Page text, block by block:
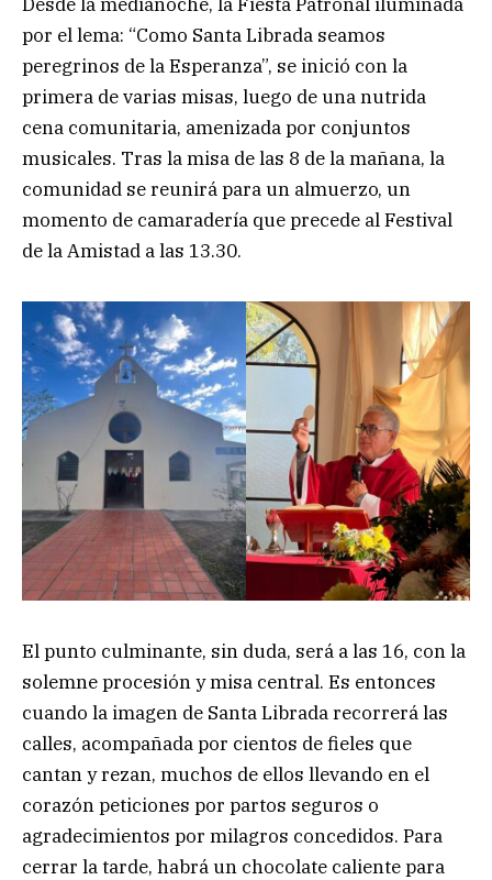
por el lema: “Como Santa Librada seamos
peregrinos de la Esperanza”, se inició con la
primera de varias misas, luego de una nutrida
cena comunitaria, amenizada por conjuntos
musicales. Tras la misa de las 8 de la mañana, la
comunidad se reunirá para un almuerzo, un
momento de camaradería que precede al Festival
de la Amistad a las 13.30.
El punto culminante, sin duda, será a las 16, con la
solemne procesión y misa central. Es entonces
cuando la imagen de Santa Librada recorrerá las
calles, acompañada por cientos de fieles que
cantan y rezan, muchos de ellos llevando en el
corazón peticiones por partos seguros o
agradecimientos por milagros concedidos. Para
cerrar la tarde, habrá un chocolate caliente para